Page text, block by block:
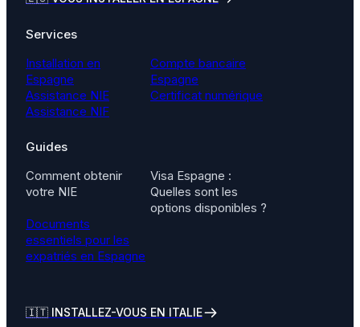
Services
Installation en
Espagne
Assistance NIE
Assistance NIF
Compte bancaire
Espagne
Certificat numérique
Guides
Comment obtenir
votre NIE
Visa Espagne :
Quelles sont les
options disponibles ?
Documents
essentiels pour les
expatriés en Espagne
🇮🇹 INSTALLEZ-VOUS EN ITALIE